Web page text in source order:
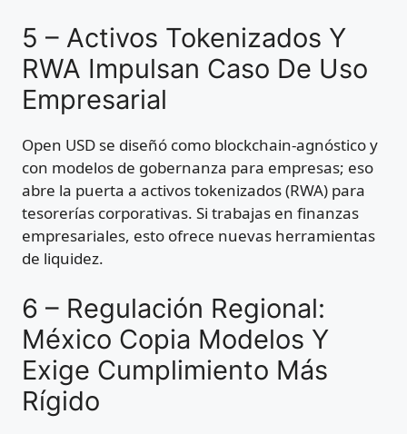
5 – Activos Tokenizados Y
RWA Impulsan Caso De Uso
Empresarial
Open USD se diseñó como blockchain-agnóstico y
con modelos de gobernanza para empresas; eso
abre la puerta a activos tokenizados (RWA) para
tesorerías corporativas. Si trabajas en finanzas
empresariales, esto ofrece nuevas herramientas
de liquidez.
6 – Regulación Regional:
México Copia Modelos Y
Exige Cumplimiento Más
Rígido